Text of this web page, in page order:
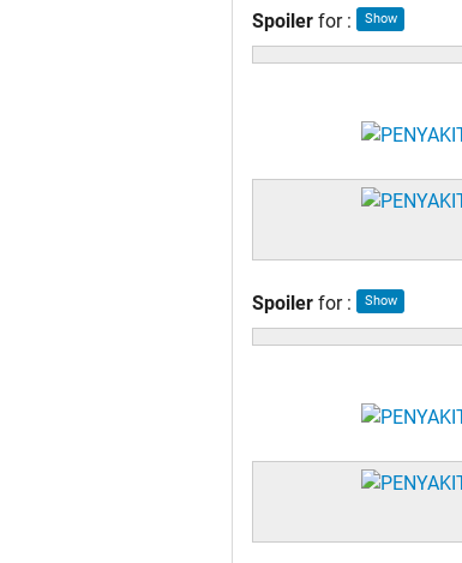
Spoiler for :
Spoiler for :